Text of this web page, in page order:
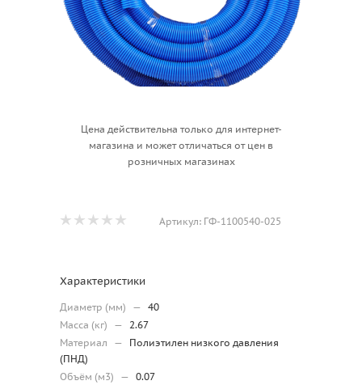
Цена действительна только для интернет-
магазина и может отличаться от цен в
розничных магазинах
Артикул: ГФ-1100540-025
Характеристики
Диаметр (мм) — 40
Масса (кг)
—
2.67
Материал
—
Полиэтилен низкого давления
(ПНД)
Объём (м3)
— 0.07